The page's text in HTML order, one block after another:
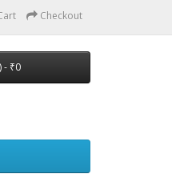
Checkout
- ₹0